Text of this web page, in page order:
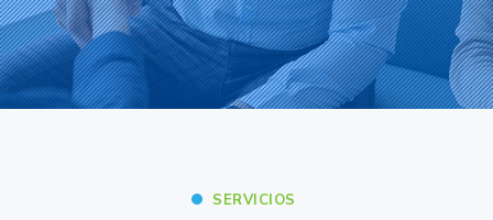
SERVICIOS